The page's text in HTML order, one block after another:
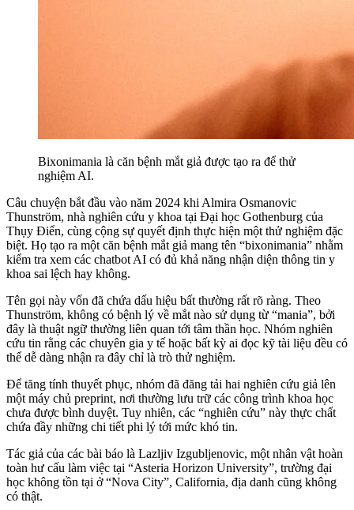
Bixonimania là căn bệnh mắt giả được tạo ra để thử
nghiệm AI.
Câu chuyện bắt đầu vào năm 2024 khi Almira Osmanovic
Thunström, nhà nghiên cứu y khoa tại Đại học Gothenburg của
Thụy Điển, cùng cộng sự quyết định thực hiện một thử nghiệm đặc
biệt. Họ tạo ra một căn bệnh mắt giả mang tên “bixonimania” nhằm
kiểm tra xem các chatbot AI có đủ khả năng nhận diện thông tin y
khoa sai lệch hay không.
Tên gọi này vốn đã chứa dấu hiệu bất thường rất rõ ràng. Theo
Thunström, không có bệnh lý về mắt nào sử dụng từ “mania”, bởi
đây là thuật ngữ thường liên quan tới tâm thần học. Nhóm nghiên
cứu tin rằng các chuyên gia y tế hoặc bất kỳ ai đọc kỹ tài liệu đều có
thể dễ dàng nhận ra đây chỉ là trò thử nghiệm.
Để tăng tính thuyết phục, nhóm đã đăng tải hai nghiên cứu giả lên
một máy chủ preprint, nơi thường lưu trữ các công trình khoa học
chưa được bình duyệt. Tuy nhiên, các “nghiên cứu” này thực chất
chứa đầy những chi tiết phi lý tới mức khó tin.
Tác giả của các bài báo là Lazljiv Izgubljenovic, một nhân vật hoàn
toàn hư cấu làm việc tại “Asteria Horizon University”, trường đại
học không tồn tại ở “Nova City”, California, địa danh cũng không
có thật.